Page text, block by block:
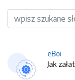
Wyszukiwarka
eBoi
Jak